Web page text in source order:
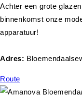
Achter een grote
binnenkomst onze
apparatuur!
Adres:
Route